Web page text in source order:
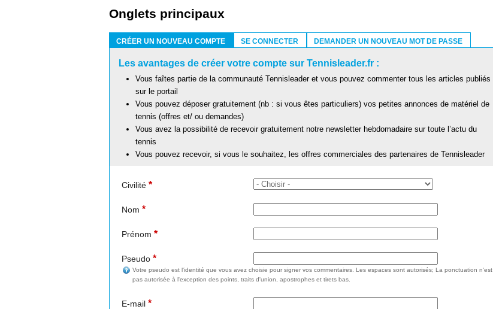
Onglets principaux
CRÉER UN NOUVEAU COMPTE
SE CONNECTER DEMANDER UN NOUVEAU MOT DE PASSE
Les avantages de créer votre compte sur Tennisleader.fr :
Vous faîtes partie de la communauté Tennisleader et vous pouvez commenter tous les articles publiés
sur le portail
Vous pouvez déposer gratuitement (nb : si vous êtes particuliers) vos petites annonces de matériel de
tennis (offres et/ ou demandes)
Vous avez la possibilité de recevoir gratuitement notre newsletter hebdomadaire sur toute l’actu du
tennis
Vous pouvez recevoir, si vous le souhaitez, les offres commerciales des partenaires de Tennisleader
Civilité *
Nom *
Prénom *
Pseudo *
Votre pseudo est l'identité que vous avez choisie pour signer vos commentaires. Les espaces sont autorisés; La ponctuation n'est
pas autorisée à l'exception des points, traits d'union, apostrophes et tirets bas.
E-mail *